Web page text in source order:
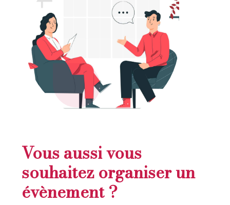
Vous aussi vous
souhaitez organiser un
évènement ?